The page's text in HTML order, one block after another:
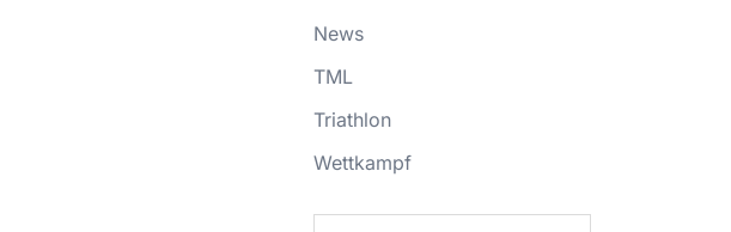
News
TML
Triathlon
Wettkampf